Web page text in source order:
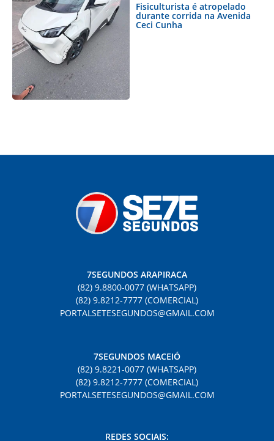
Fisiculturista é atropelado
durante corrida na Avenida
Ceci Cunha
7SEGUNDOS ARAPIRACA
(82) 9.8800-0077 (WHATSAPP)
(82) 9.8212-7777 (COMERCIAL)
PORTALSETESEGUNDOS@GMAIL.COM
7SEGUNDOS MACEIÓ
(82) 9.8221-0077 (WHATSAPP)
(82) 9.8212-7777 (COMERCIAL)
PORTALSETESEGUNDOS@GMAIL.COM
REDES SOCIAIS: